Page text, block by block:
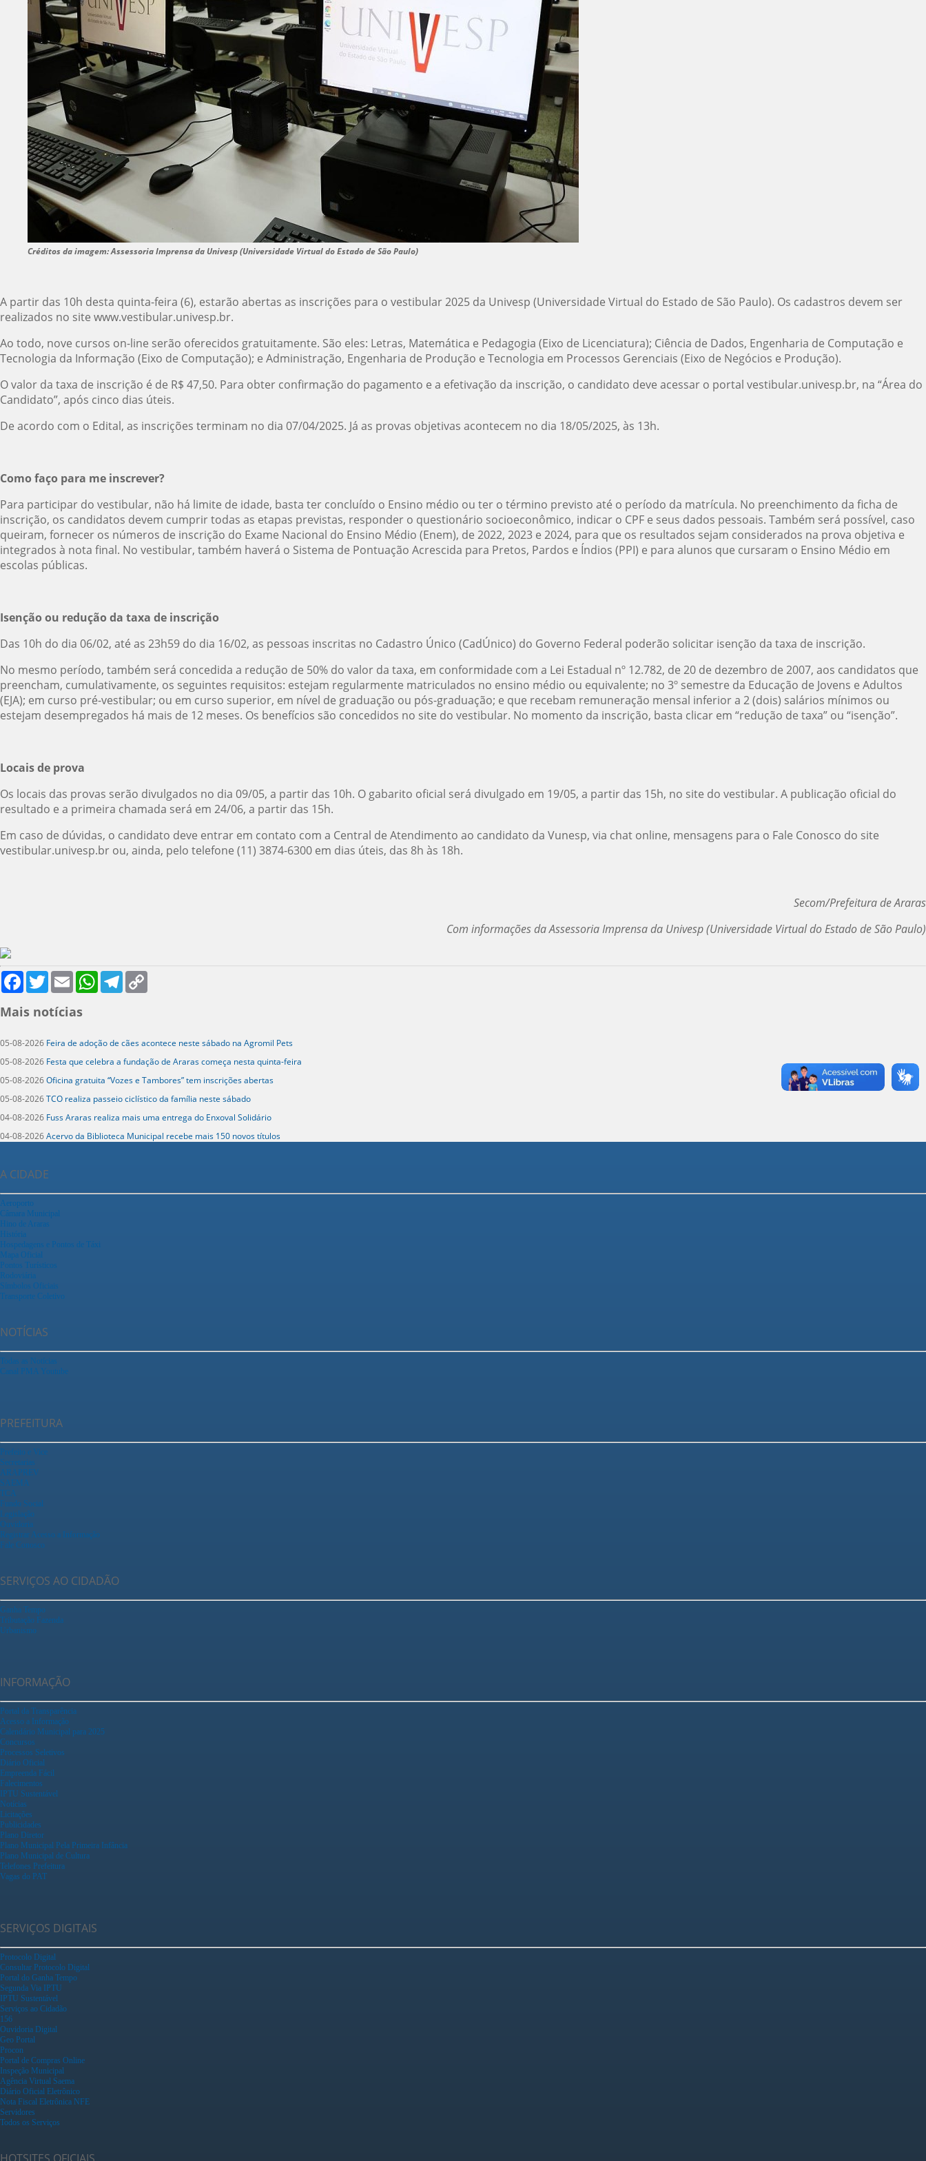
Créditos da imagem: Assessoria Imprensa da Univesp (Universidade Virtual do Estado de São Paulo)
A partir das 10h desta quinta-feira (6), estarão abertas as inscrições para o vestibular 2025 da Univesp (Universidade Virtual do Estado de São Paulo). Os cadastros devem ser
realizados no site www.vestibular.univesp.br.
Ao todo, nove cursos on-line serão oferecidos gratuitamente. São eles: Letras, Matemática e Pedagogia (Eixo de Licenciatura); Ciência de Dados, Engenharia de Computação e
Tecnologia da Informação (Eixo de Computação); e Administração, Engenharia de Produção e Tecnologia em Processos Gerenciais (Eixo de Negócios e Produção).
O valor da taxa de inscrição é de R$ 47,50. Para obter confirmação do pagamento e a efetivação da inscrição, o candidato deve acessar o portal vestibular.univesp.br, na “Área do
Candidato”, após cinco dias úteis.
De acordo com o Edital, as inscrições terminam no dia 07/04/2025. Já as provas objetivas acontecem no dia 18/05/2025, às 13h.
Como faço para me inscrever?
Para participar do vestibular, não há limite de idade, basta ter concluído o Ensino médio ou ter o término previsto até o período da matrícula. No preenchimento da ficha de
inscrição, os candidatos devem cumprir todas as etapas previstas, responder o questionário socioeconômico, indicar o CPF e seus dados pessoais. Também será possível, caso
queiram, fornecer os números de inscrição do Exame Nacional do Ensino Médio (Enem), de 2022, 2023 e 2024, para que os resultados sejam considerados na prova objetiva e
integrados à nota final. No vestibular, também haverá o Sistema de Pontuação Acrescida para Pretos, Pardos e Índios (PPI) e para alunos que cursaram o Ensino Médio em
escolas públicas.
Isenção ou redução da taxa de inscrição
Das 10h do dia 06/02, até as 23h59 do dia 16/02, as pessoas inscritas no Cadastro Único (CadÚnico) do Governo Federal poderão solicitar isenção da taxa de inscrição.
No mesmo período, também será concedida a redução de 50% do valor da taxa, em conformidade com a Lei Estadual nº 12.782, de 20 de dezembro de 2007, aos candidatos que
preencham, cumulativamente, os seguintes requisitos: estejam regularmente matriculados no ensino médio ou equivalente; no 3º semestre da Educação de Jovens e Adultos
(EJA); em curso pré-vestibular; ou em curso superior, em nível de graduação ou pós-graduação; e que recebam remuneração mensal inferior a 2 (dois) salários mínimos ou
estejam desempregados há mais de 12 meses. Os benefícios são concedidos no site do vestibular. No momento da inscrição, basta clicar em “redução de taxa” ou “isenção”.
Locais de prova
Os locais das provas serão divulgados no dia 09/05, a partir das 10h. O gabarito oficial será divulgado em 19/05, a partir das 15h, no site do vestibular. A publicação oficial do
resultado e a primeira chamada será em 24/06, a partir das 15h.
Em caso de dúvidas, o candidato deve entrar em contato com a Central de Atendimento ao candidato da Vunesp, via chat online, mensagens para o Fale Conosco do site
vestibular.univesp.br ou, ainda, pelo telefone (11) 3874-6300 em dias úteis, das 8h às 18h.
Secom/Prefeitura de Araras
Com informações da Assessoria Imprensa da Univesp (Universidade Virtual do Estado de São Paulo)
FacebookTwitter Email WhatsAppTelegram
Mais notícias
05-08-2026 Feira de adoção de cães acontece neste sábado na Agromil Pets
05-08-2026 Festa que celebra a fundação de Araras começa nesta quinta-feira
05-08-2026Oficina gratuita “Vozes e Tambores” tem inscrições abertas
05-08-2026TCO realiza passeio ciclístico da família neste sábado
04-08-2026 Fuss Araras realiza mais uma entrega do Enxoval Solidário
04-08-2026Acervo da Biblioteca Municipal recebe mais 150 novos títulos
A CIDADE
Aeroporto
Câmara Municipal
Hino de Araras
História
Hospedagens e Pontos de Táxi
Mapa Oficial
Pontos Turísticos
Rodoviária
Símbolos Oficiais
Transporte Coletivo
NOTÍCIAS
Todas as Notícias
Canal PMA Youtube
PREFEITURA
Prefeito e Vice
Secretarias
ARAPREV
SAEMA
TCA
Fundo Social
Legislação
Ouvidoria
Registrar Acesso a Informação
Fale Conosco
SERVIÇOS AO CIDADÃO
Ganha Tempo
Tributação Fazenda
Urbanismo
INFORMAÇÃO
Portal da Transparência
Acesso a Informação
Calendário Municipal para 2025
Concursos
Processos Seletivos
Diário Oficial
Empreenda Fácil
Falecimentos
IPTU Sustentável
Notícias
Licitações
Publicidades
Plano Diretor
Plano Municipal Pela Primeira Infância
Plano Municipal de Cultura
Telefones Prefeitura
Vagas do PAT
SERVIÇOS DIGITAIS
Protocolo Digital
Consultar Protocolo Digital
Portal do Ganha Tempo
Segunda Via IPTU
IPTU Sustentável
Serviços ao Cidadão
156
Ouvidoria Digital
Geo Portal
Procon
Portal de Compras Online
Inspeção Municipal
Agência Virtual Saema
Diário Oficial Eletrônico
Nota Fiscal Eletrônica NFE
Servidores
Todos os Serviços
HOTSITES OFICIAIS